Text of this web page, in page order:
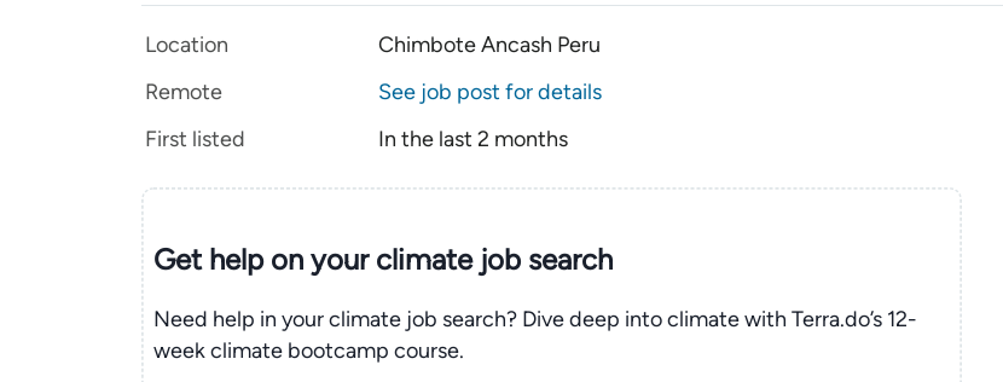
Location
Chimbote Ancash Peru
Remote
See job post for details
First listed
In the last 2 months
Get help on yourclimatejob search
Need help in your climate job search? Dive deep into climate with Terra.do’s 12-
week climate bootcamp course.